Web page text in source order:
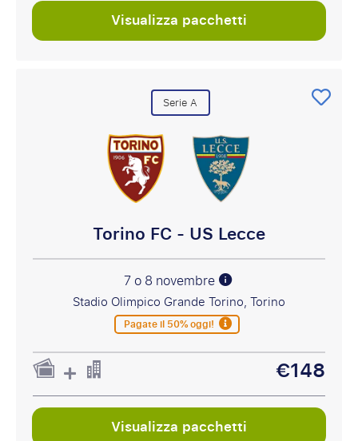
Visualizza pacchetti
Serie A
Torino FC - US Lecce
7 o 8 novembre
Stadio Olimpico Grande Torino, Torino
Pagate il 50% oggi!
€148
Visualizza pacchetti